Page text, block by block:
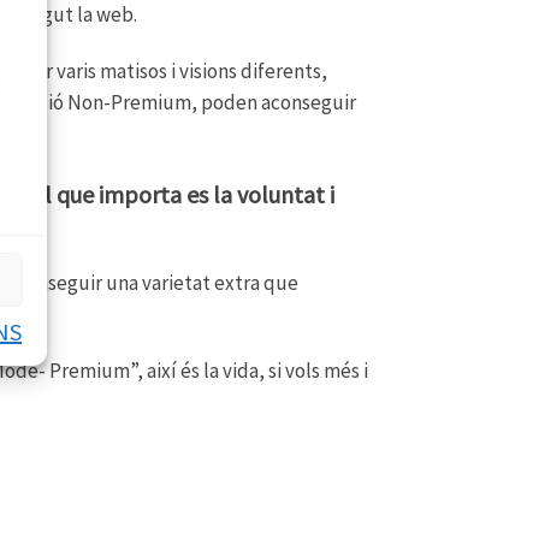
tingut la web.
varis matisos i visions diferents,
Non-Premium, poden aconseguir
el que importa es la voluntat i
una varietat extra que
Premium”, així és la vida, si vols més i